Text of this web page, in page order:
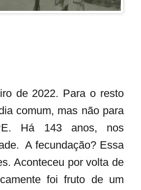
de 2022. Para o resto
comum, mas não para
Há 143 anos, nos
A fecundação? Essa
Aconteceu por volta de
foi fruto de um